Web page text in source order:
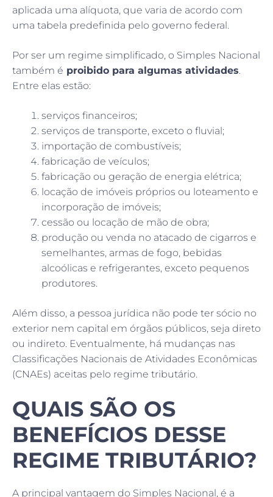
aplicada uma alíquota, que varia de acordo com
uma tabela predefinida pelo governo federal.
Por ser um regime simplificado, o Simples Nacional
também é proibido para algumas atividades.
Entre elas estão:
serviços financeiros;
serviços de transporte, exceto o fluvial;
importação de combustíveis;
fabricação de veículos;
fabricação ou geração de energia elétrica;
locação de imóveis próprios ou loteamento e
incorporação de imóveis;
cessão ou locação de mão de obra;
produção ou venda no atacado de cigarros e
semelhantes, armas de fogo, bebidas
alcoólicas e refrigerantes, exceto pequenos
produtores.
Além disso, a pessoa jurídica não pode ter sócio no
exterior nem capital em órgãos públicos, seja direto
ou indireto. Eventualmente, há mudanças nas
Classificações Nacionais de Atividades Econômicas
(CNAEs) aceitas pelo regime tributário.
QUAIS SÃO OS
BENEFÍCIOS DESSE
REGIME TRIBUTÁRIO?
A principal vantagem do Simples Nacional, é a